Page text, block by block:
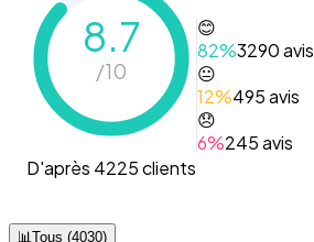
8.7
/10
D'après 4225 clients
😊
82%3290avis
😐
12%495avis
😞
6%245avis
📊Tous (4030)